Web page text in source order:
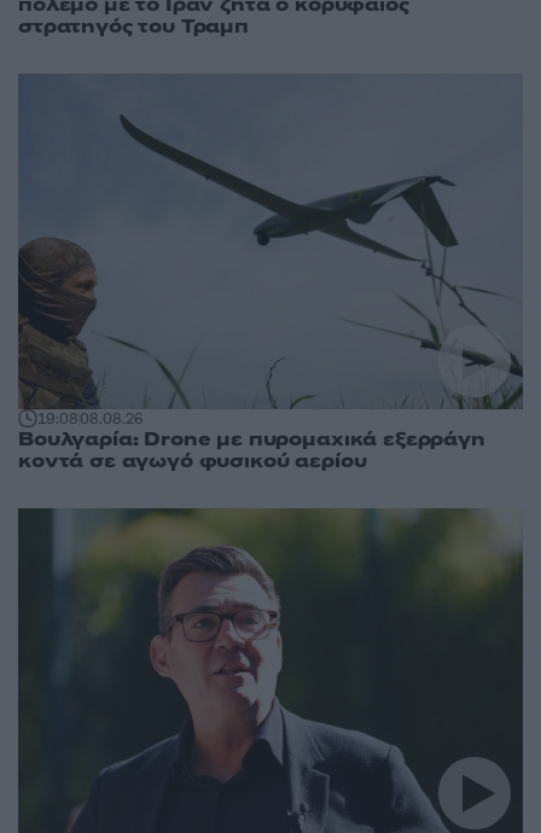
στρατηγός του Τραμπ
19:0808.08.26
Βουλγαρία: Drone με πυρομαχικά εξερράγη
κοντά σε αγωγό φυσικού αερίου